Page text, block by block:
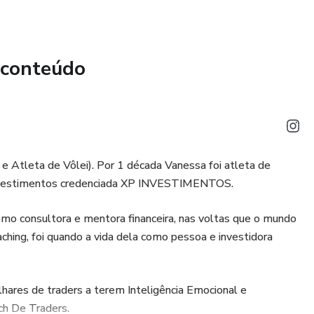
Atleta de Vôlei). Por 1 década Vanessa foi atleta de
credenciada XP INVESTIMENTOS.
consultora e mentora financeira, nas voltas que o mundo
foi quando a vida dela como pessoa e investidora
de traders a terem Inteligência Emocional e
De Traders.